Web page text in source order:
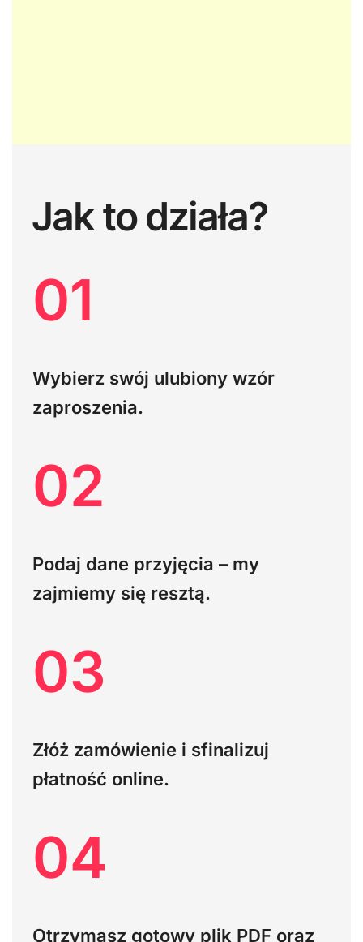
Jak to działa?
01
Wybierz swój ulubiony wzór
zaproszenia.
02
Podaj dane przyjęcia – my
zajmiemy się resztą.
03
Złóż zamówienie i sfinalizuj
płatność online.
04
Otrzymasz gotowy plik PDF oraz